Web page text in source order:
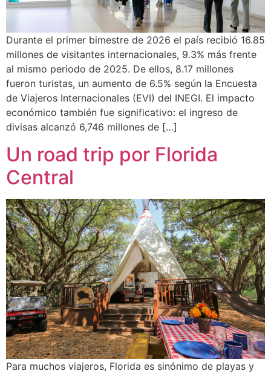
Durante el primer bimestre de 2026 el país recibió 16.85
millones de visitantes internacionales, 9.3% más frente
al mismo periodo de 2025. De ellos, 8.17 millones
fueron turistas, un aumento de 6.5% según la Encuesta
de Viajeros Internacionales (EVI) del INEGI. El impacto
económico también fue significativo: el ingreso de
divisas alcanzó 6,746 millones de […]
Un road trip por Florida
Central
Para muchos viajeros, Florida es sinónimo de playas y